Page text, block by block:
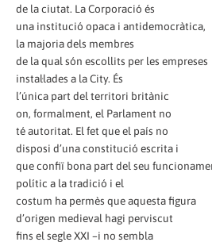
de la ciutat. La Corporació és
una institució opaca i antidemocràtica,
la majoria dels membres
de la qual són escollits per les empreses
instal·lades a la City. És
l’única part del territori britànic
on, formalment, el Parlament no
té autoritat. El fet que el país no
disposi d’una constitució escrita i
que confiï bona part del seu
polític a la tradició i el
costum ha permès que aquesta figura
d’origen medieval hagi perviscut
fins el segle XXI –i no sembla